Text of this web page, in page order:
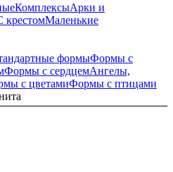
КомплексыАрки и
крестомМаленькие
формыФормы с
Формы с сердцемАнгелы,
с цветамиФормы с птицами